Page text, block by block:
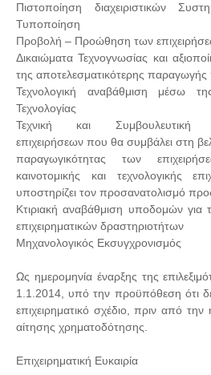
Πιστοποίηση διαχειριστικών
Τυποποίηση
Προβολή – Προώθηση των
Δικαιώματα Τεχνογνωσίας και
της αποτελεσματικότερης
Τεχνολογική αναβάθμιση μέσω
Τεχνολογίας
Τεχνική και Συμβουλευτική
επιχειρήσεων που θα συμβάλει στη
παραγωγικότητας των
καινοτομικής και τεχνολογικής
υποστηρίζει τον προσανατολισμό
Κτιριακή αναβάθμιση υποδομών για
επιχειρηματικών δραστηριοτήτων
Μηχανολογικός Εκσυγχρονισμός
Ως ημερομηνία έναρξης της
1.1.2014, υπό την προϋπόθεση ότι
επιχειρηματικό σχέδιο, πριν από
αίτησης χρηματοδότησης.
Επιχειρηματική Ευκαιρία